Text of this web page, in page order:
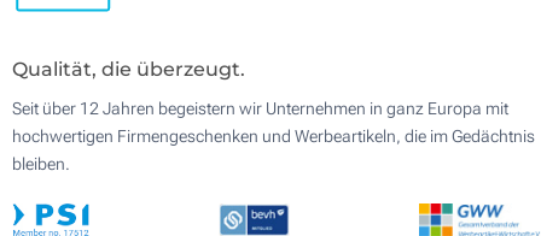
Qualität, die überzeugt.
Seit über 12 Jahren begeistern wir Unternehmen in ganz Europa mit
hochwertigen Firmengeschenken und Werbeartikeln, die im Gedächtnis
bleiben.